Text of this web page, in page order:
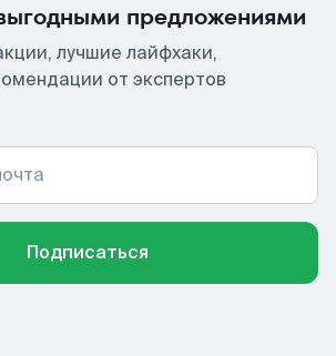
предложениями
лучшие лайфхаки,
от экспертов
Подписаться